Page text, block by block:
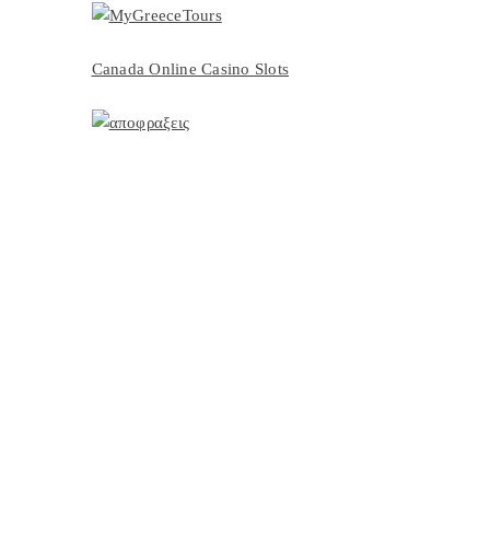
Canada Online Casino Slots